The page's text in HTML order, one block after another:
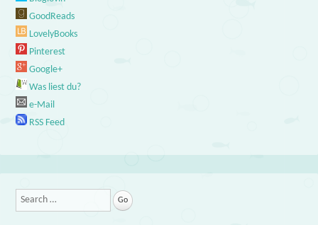
GoodReads
LovelyBooks
Pinterest
Google+
Was liest du?
e-Mail
RSS Feed
Search